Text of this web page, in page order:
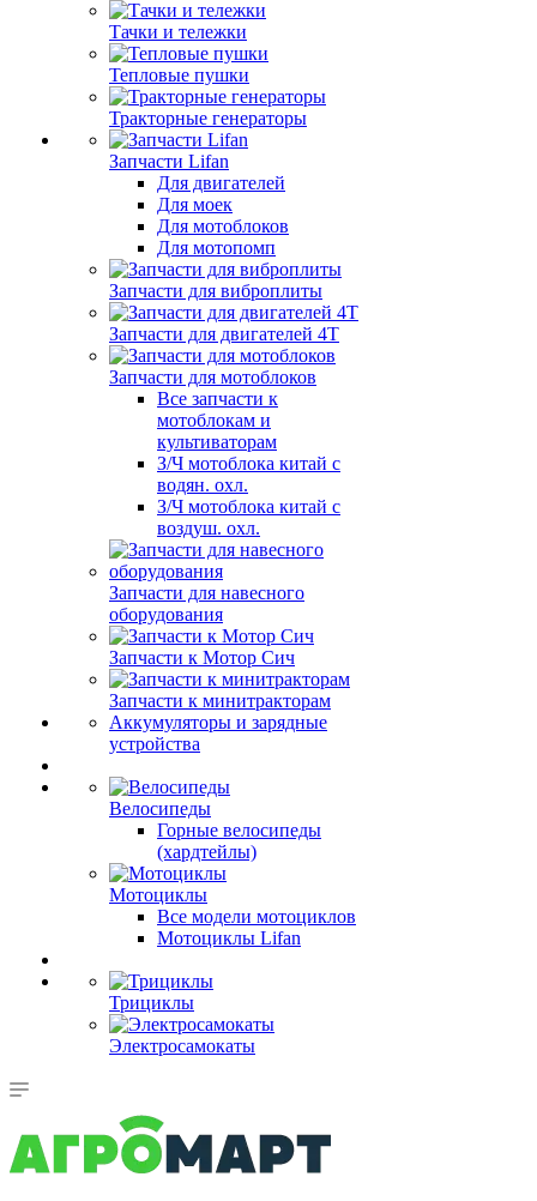
Тачки и тележки
Тепловые пушки
Тракторные генераторы
Запчасти Lifan
Для двигателей
Для моек
Для мотоблоков
Для мотопомп
Запчасти для виброплиты
Запчасти для двигателей 4Т
Запчасти для мотоблоков
Все запчасти к
мотоблокам и
культиваторам
З/Ч мотоблока китай с
водян. охл.
З/Ч мотоблока китай с
воздуш. охл.
Запчасти для навесного
оборудования
Запчасти к Мотор Сич
Запчасти к минитракторам
Аккумуляторы и зарядные
устройства
Велосипеды
Горные велосипеды
(хардтейлы)
Мотоциклы
Все модели мотоциклов
Мотоциклы Lifan
Трициклы
Электросамокаты